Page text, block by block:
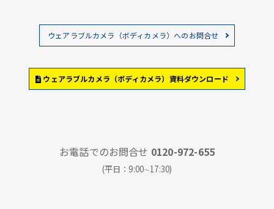
ウェアラブルカメラ（ボディカメラ）へのお問合せ
ウェアラブルカメラ（ボディカメラ）資料ダウンロード
お電話でのお問合せ 0120-972-655
(平日：9:00∼17:30)